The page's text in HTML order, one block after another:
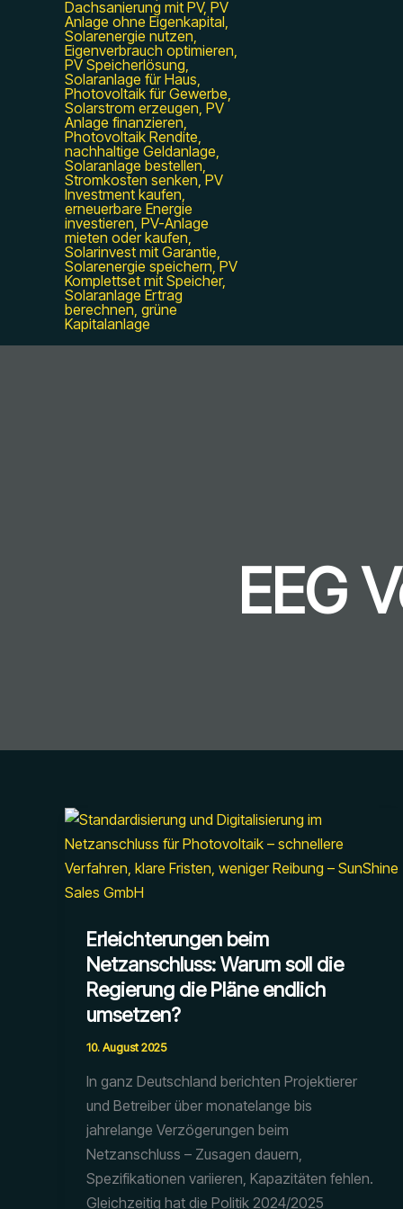
EEG
Erleichterungen beim
Netzanschluss: Warum soll die
Regierung die Pläne endlich
umsetzen?
10. August 2025
In ganz Deutschland berichten Projektierer
und Betreiber über monatelange bis
jahrelange Verzögerungen beim
Netzanschluss – Zusagen dauern,
Spezifikationen variieren, Kapazitäten fehlen.
Gleichzeitig hat die Politik 2024/2025